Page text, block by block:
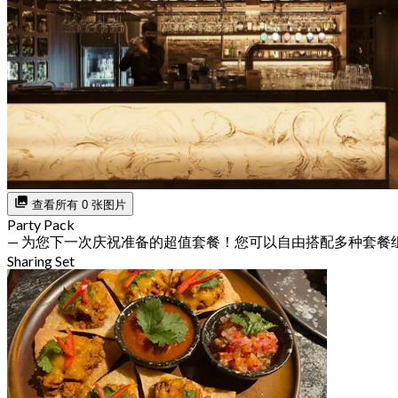
查看所有 0 张图片
Party Pack
— 为您下一次庆祝准备的超值套餐！您可以自由搭配多种套餐
Sharing Set